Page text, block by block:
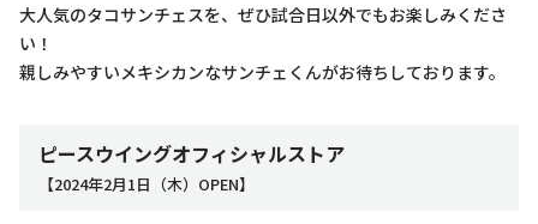
大人気のタコサンチェスを、ぜひ試合日以外でもお楽しみくださ
い！
親しみやすいメキシカンなサンチェくんがお待ちしております。
ピースウイングオフィシャルストア
【2024年2月1日（木）OPEN】